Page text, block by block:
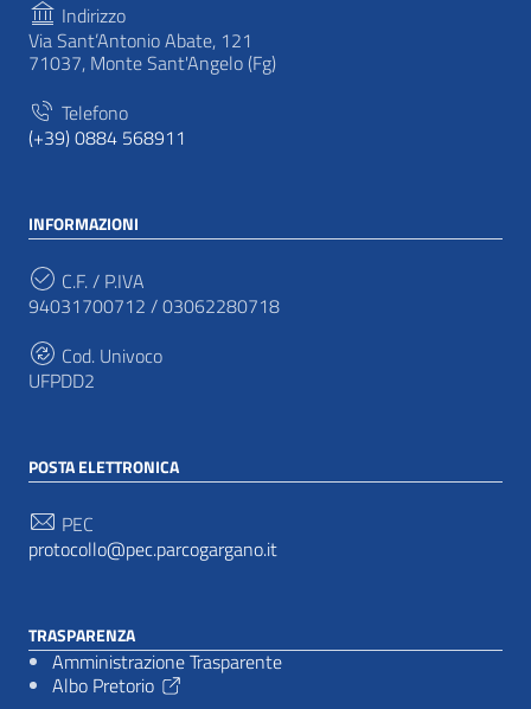
Indirizzo
Via Sant’Antonio Abate, 121
71037, Monte Sant'Angelo (Fg)
Telefono
(+39) 0884 568911
INFORMAZIONI
C.F. / P.IVA
94031700712 / 03062280718
Cod. Univoco
UFPDD2
POSTA ELETTRONICA
PEC
protocollo@pec.parcogargano.it
TRASPARENZA
Amministrazione Trasparente
Albo Pretorio